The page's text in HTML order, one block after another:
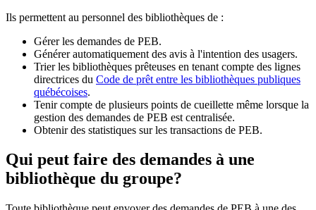
Ils permettent au personnel des bibliothèques de :
Gérer les demandes de PEB.
Générer automatiquement des avis à l'intention des usagers.
Trier les bibliothèques prêteuses en tenant compte des lignes
directrices du Code de prêt entre les bibliothèques publiques
québécoises.
Tenir compte de plusieurs points de cueillette même lorsque la
gestion des demandes de PEB est centralisée.
Obtenir des statistiques sur les transactions de PEB.
Qui peut faire des demandes à une
bibliothèque du groupe?